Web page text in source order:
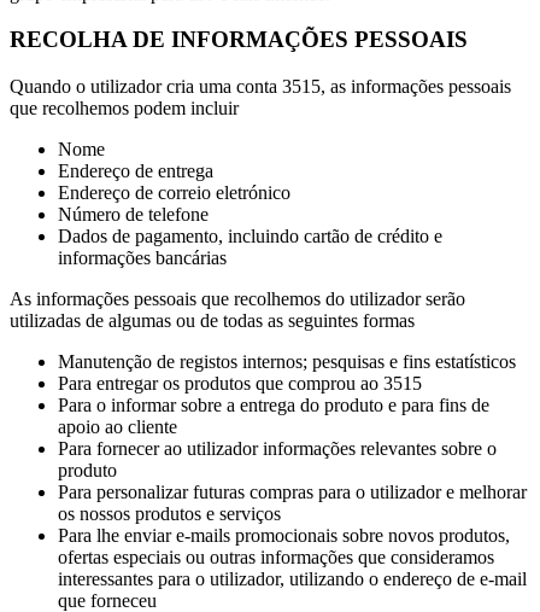
RECOLHA DE INFORMAÇÕES PESSOAIS
Quando o utilizador cria uma conta 3515, as informações pessoais
que recolhemos podem incluir
Nome
Endereço de entrega
Endereço de correio eletrónico
Número de telefone
Dados de pagamento, incluindo cartão de crédito e
informações bancárias
As informações pessoais que recolhemos do utilizador serão
utilizadas de algumas ou de todas as seguintes formas
Manutenção de registos internos; pesquisas e fins estatísticos
Para entregar os produtos que comprou ao 3515
Para o informar sobre a entrega do produto e para fins de
apoio ao cliente
Para fornecer ao utilizador informações relevantes sobre o
produto
Para personalizar futuras compras para o utilizador e melhorar
os nossos produtos e serviços
Para lhe enviar e-mails promocionais sobre novos produtos,
ofertas especiais ou outras informações que consideramos
interessantes para o utilizador, utilizando o endereço de e-mail
que forneceu